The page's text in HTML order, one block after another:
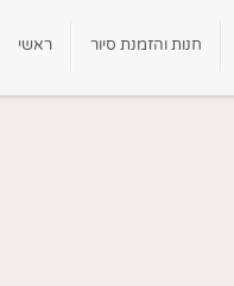
ראשי חנות והזמנת סיור